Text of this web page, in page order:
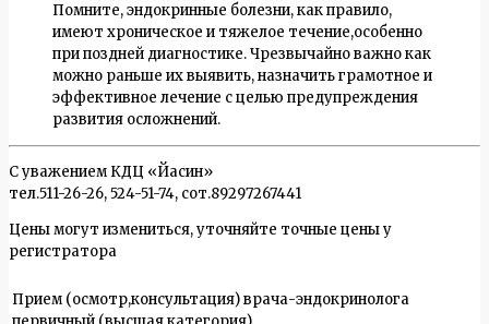
Помните, эндокринные болезни, как правило,
имеют хроническое и тяжелое течение,особенно
при поздней диагностике. Чрезвычайно важно как
можно раньше их выявить, назначить грамотное и
эффективное лечение с целью предупреждения
развития осложнений.
С уважением КДЦ «Йасин»
тел.511-26-26, 524-51-74, сот.89297267441
Цены могут измениться, уточняйте точные цены у
регистратора
Прием (осмотр,консультация) врача-эндокринолога